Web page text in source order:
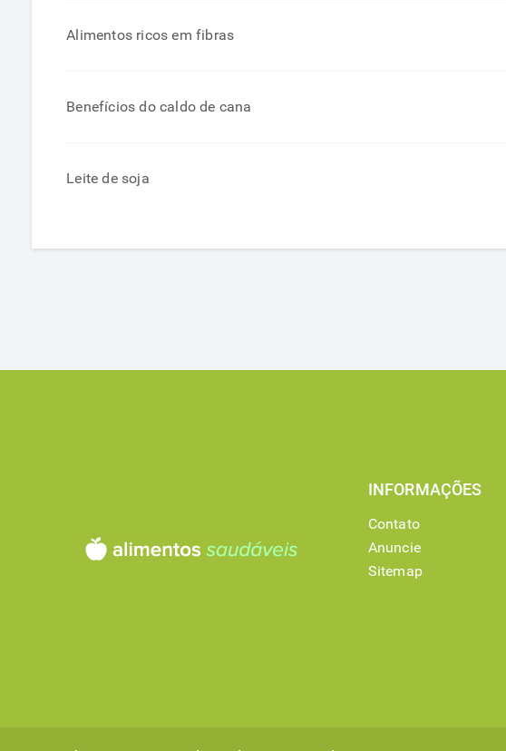
Alimentos ricos em fibras
Benefícios do caldo de cana
Leite de soja
INFORMAÇÕES
Contato
Anuncie
Sitemap